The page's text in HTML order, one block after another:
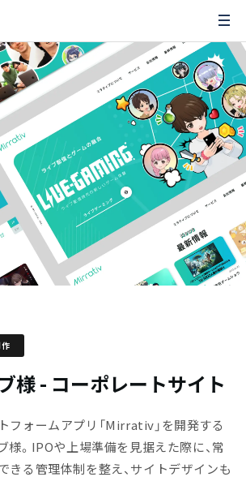
様 - コーポレートサイト
フォームアプリ「Mirrativ」を開発する
様。IPOや上場準備を見据えた際に、常
きる管理体制を整え、サイトデザインも